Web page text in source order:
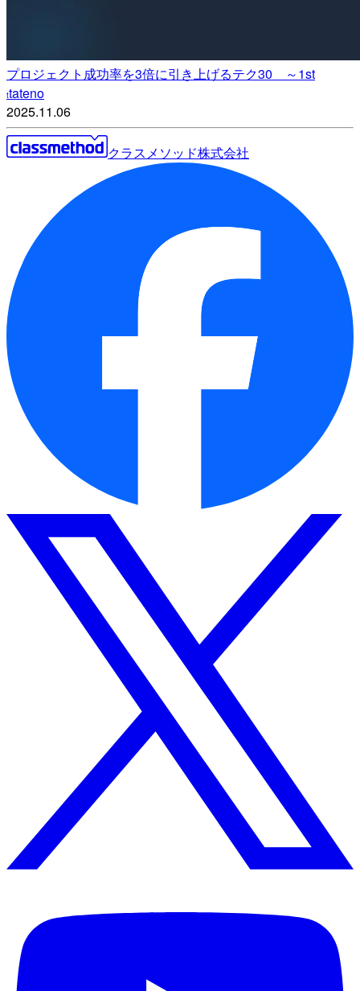
プロジェクト成功率を3倍に引き上げるテク30 ～1st
ttateno
2025.11.06
クラスメソッド株式会社